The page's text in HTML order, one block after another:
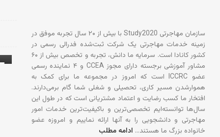
سازمان مهاجرتی Study2020 با بیش از ۲۰ سال تجربه موفق در
زمینه خدمات مهاجرتی یک شرکت ثبت‌شده فدرالی رسمی در
کشور کانادا است. سرمایه ما دانش، تجربه و تخصص بیش از ۶۰
مشاور آموزشی برجسته دارای مجوز CCEA و ۴ نماینده رسمی
عضو ICCRC است که امروز در مجموعه ما برای کمک به
هموارشدن مسیر کاری، تحصیلی و شغلی شما گام برمی‌دارند.
افتخار ما کسب رضایت و اعتماد مشتریانی است که در طول این
سال‌ها توانسته‌ایم تخصصی‌ترین و باکیفیت‌ترین خدمات امور
مهاجرتی و دانشجویی را به آنها ارائه نماییم و امروزه عضو
خانواده بزرگ ما هستند… ادامه مطلب